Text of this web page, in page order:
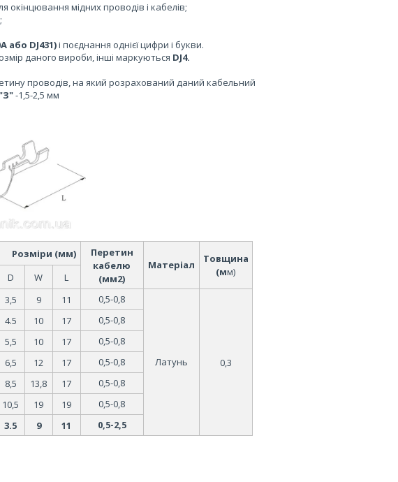
окінцювання мідних проводів і кабелів;
або DJ431)і поєднання однієї цифри і букви.
даного вироби, інші маркуються DJ4.
проводів, на який розрахований даний кабельний
"З"-1,5-2,5 мм
Розміри (мм)
Перетин
кабелю
(мм2)
Матеріал
Товщина
(мм)
D W
L
3,5 9 11 0,5-0,8
Латунь 0,3
4.5 10 17 0,5-0,8
5,5 10 17 0,5-0,8
6,5 12 17 0,5-0,8
8,5 13,8 17 0,5-0,8
10,5 19 19 0,5-0,8
3.5 9 11 0,5-2,5